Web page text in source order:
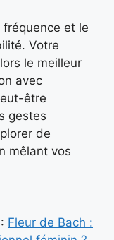
fréquence et le
Votre
le meilleur
avec
être
gestes
de
mêlant vos
Fleur de Bach :